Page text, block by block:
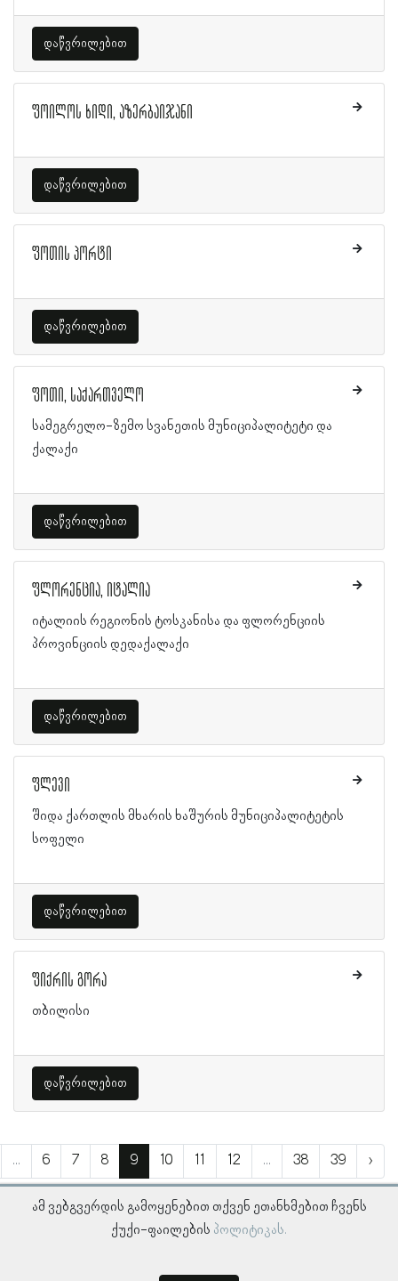
დაწვრილებით
ფოილოს ხიდი, აზერბაიჯანი
დაწვრილებით
ფოთის პორტი
დაწვრილებით
ფოთი, საქართველო
სამეგრელო-ზემო სვანეთის მუნიციპალიტეტი და
ქალაქი
დაწვრილებით
ფლორენცია, იტალია
იტალიის რეგიონის ტოსკანისა და ფლორენციის
პროვინციის დედაქალაქი
დაწვრილებით
ფლევი
შიდა ქართლის მხარის ხაშურის მუნიციპალიტეტის
სოფელი
დაწვრილებით
ფიქრის გორა
თბილისი
დაწვრილებით
... 6 7 8 9 10 11 12 ... 38 39 ›
ამ ვებგვერდის გამოყენებით თქვენ ეთანხმებით ჩვენს
ქუქი-ფაილების პოლიტიკას.